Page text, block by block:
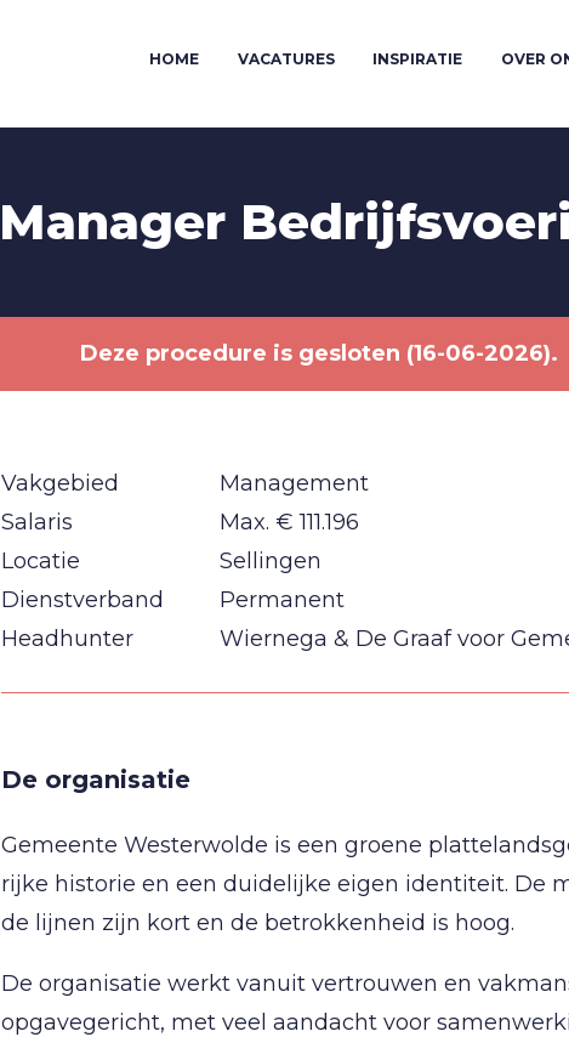
HOME VACATURES INSPIRATIE OVER
Manager
Deze procedure is gesloten (16-06-2026).
Vakgebied
Management
Salaris
Max. € 111.196
Locatie
Sellingen
Dienstverband
Permanent
Headhunter
Wiernega & De Graaf voor
De organisatie
Gemeente Westerwolde is een groene
rijke historie en een duidelijke eigen identiteit. De
de lijnen zijn kort en de betrokkenheid is hoog.
De organisatie werkt vanuit vertrouwen en
opgavegericht, met veel aandacht voor